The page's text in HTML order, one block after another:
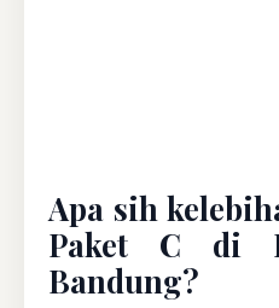
Apa sih
Paket C di
Bandung?